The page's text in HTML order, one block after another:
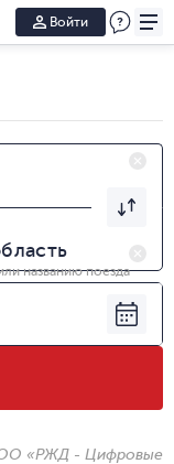
Войти
названию поезда
«РЖД - Цифровые